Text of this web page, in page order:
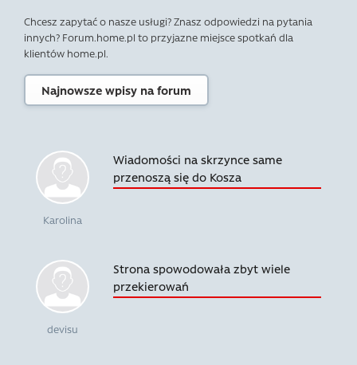
Chcesz zapytać o nasze usługi? Znasz odpowiedzi na pytania
innych? Forum.home.pl to przyjazne miejsce spotkań dla
klientów home.pl.
Najnowsze wpisy na forum
Karolina
Wiadomości na skrzynce same
przenoszą się do Kosza
devisu
Strona spowodowała zbyt wiele
przekierowań